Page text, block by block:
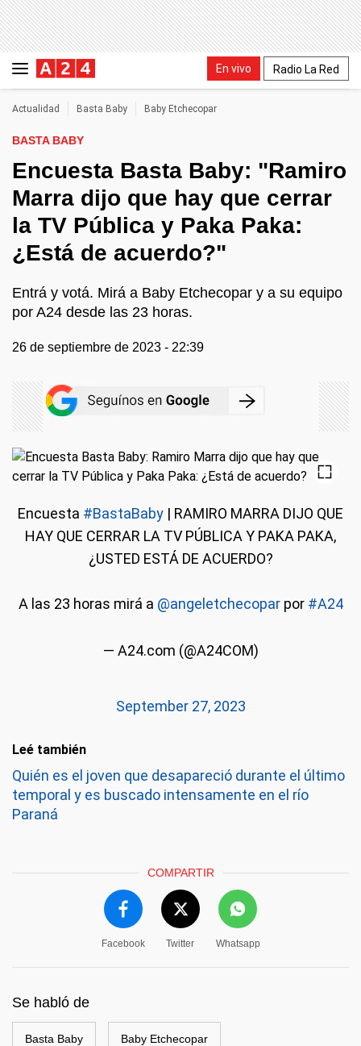
En vivo Radio La Red
Actualidad Basta Baby Baby Etchecopar
BASTA BABY
Encuesta Basta Baby: "Ramiro
Marra dijo que hay que cerrar
la TV Pública y Paka Paka:
¿Está de acuerdo?"
Entrá y votá. Mirá a Baby Etchecopar y a su equipo
por A24 desde las 23 horas.
26 de septiembre de 2023 - 22:39
Encuesta #BastaBaby | RAMIRO MARRA DIJO QUE
HAY QUE CERRAR LA TV PÚBLICA Y PAKA PAKA,
¿USTED ESTÁ DE ACUERDO?
A las 23 horas mirá a @angeletchecoparpor #A24
— A24.com (@A24COM)
September 27, 2023
Leé también
Quién es el joven que desapareció durante el último
temporal y es buscado intensamente en el río
Paraná
COMPARTIR
Facebook Twitter Whatsapp
Se habló de
Basta Baby Baby Etchecopar